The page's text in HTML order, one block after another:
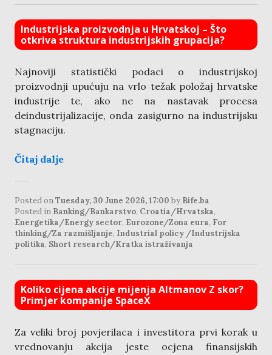
Industrijska proizvodnja u Hrvatskoj – Što
otkriva struktura industrijskih grupacija?
Najnoviji statistički podaci o industrijskoj
proizvodnji upućuju na vrlo težak položaj hrvatske
industrije te, ako ne na nastavak procesa
deindustrijalizacije, onda zasigurno na industrijsku
stagnaciju.
Čitaj dalje
Posted onTuesday, 30 June 2026, 17:00 by Bife.ba
Posted in Banking/Bankarstvo, Croatia/Hrvatska,
Energetika/Energy sector, Eurozone/Zona eura, For
thinking/Za razmišljanje, Industrial policy /Industrijska
politika, Short research/Kratka istraživanja
Koliko cijena akcije mijenja Altmanov Z skor?
Primjer kompanije SpaceX
Za veliki broj povjerilaca i investitora prvi korak u
vrednovanju akcija jeste ocjena finansijskih